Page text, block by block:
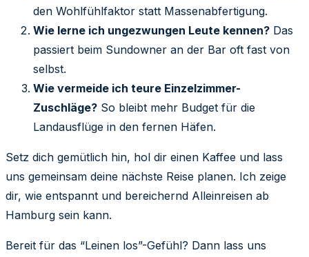
den Wohlfühlfaktor statt Massenabfertigung.
Wie lerne ich ungezwungen Leute kennen? Das
passiert beim Sundowner an der Bar oft fast von
selbst.
Wie vermeide ich teure Einzelzimmer-
Zuschläge? So bleibt mehr Budget für die
Landausflüge in den fernen Häfen.
Setz dich gemütlich hin, hol dir einen Kaffee und lass
uns gemeinsam deine nächste Reise planen. Ich zeige
dir, wie entspannt und bereichernd Alleinreisen ab
Hamburg sein kann.
Bereit für das “Leinen los”-Gefühl? Dann lass uns